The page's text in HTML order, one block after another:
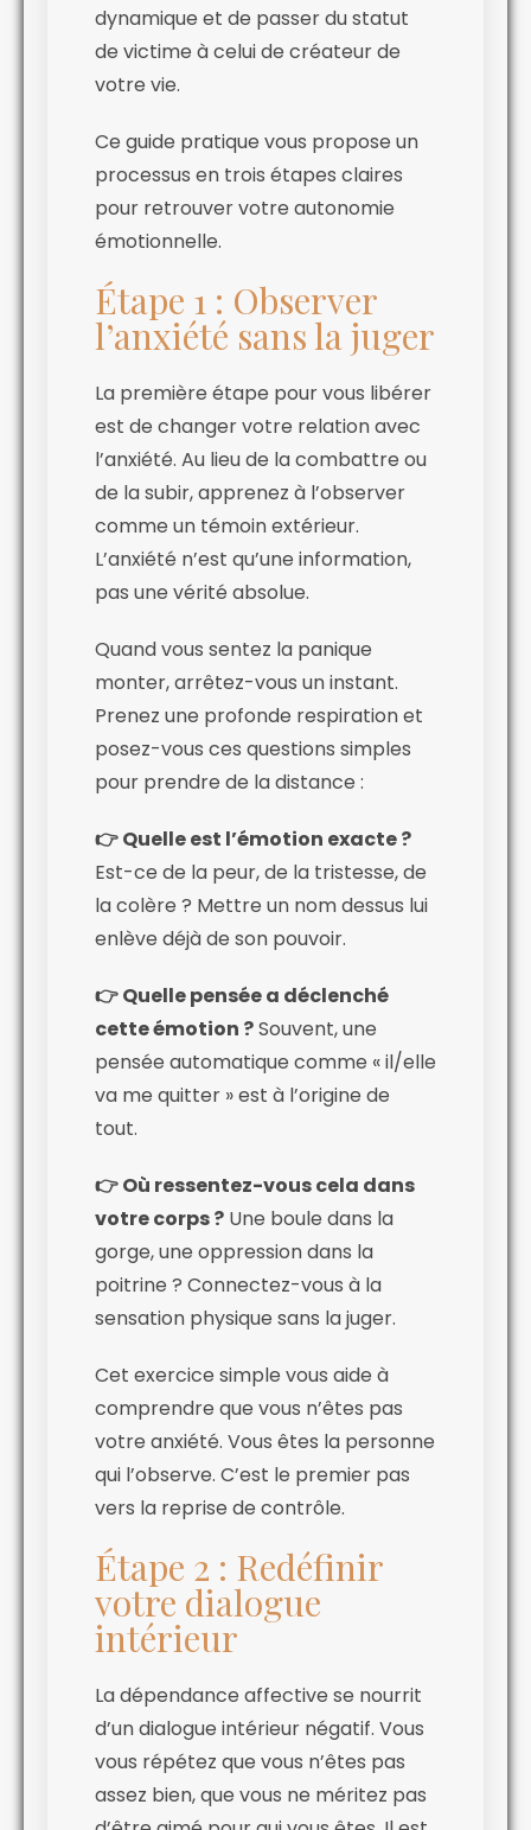
dynamique et de passer du statut
de victime à celui de créateur de
votre vie.
Ce guide pratique vous propose un
processus en trois étapes claires
pour retrouver votre autonomie
émotionnelle.
Étape 1 : Observer
l’anxiété sans la juger
La première étape pour vous libérer
est de changer votre relation avec
l’anxiété. Au lieu de la combattre ou
de la subir, apprenez à l’observer
comme un témoin extérieur.
L’anxiété n’est qu’une information,
pas une vérité absolue.
Quand vous sentez la panique
monter, arrêtez-vous un instant.
Prenez une profonde respiration et
posez-vous ces questions simples
pour prendre de la distance :
👉 Quelle est l’émotion exacte ?
Est-ce de la peur, de la tristesse, de
la colère ? Mettre un nom dessus lui
enlève déjà de son pouvoir.
👉 Quelle pensée a déclenché
cette émotion ?Souvent, une
pensée automatique comme « il/elle
va me quitter » est à l’origine de
tout.
👉 Où ressentez-vous cela dans
votre corps ? Une boule dans la
gorge, une oppression dans la
poitrine ? Connectez-vous à la
sensation physique sans la juger.
Cet exercice simple vous aide à
comprendre que vous n’êtes pas
votre anxiété. Vous êtes la personne
qui l’observe. C’est le premier pas
vers la reprise de contrôle.
Étape 2 : Redéfinir
votre dialogue
intérieur
La dépendance affective se nourrit
d’un dialogue intérieur négatif. Vous
vous répétez que vous n’êtes pas
assez bien, que vous ne méritez pas